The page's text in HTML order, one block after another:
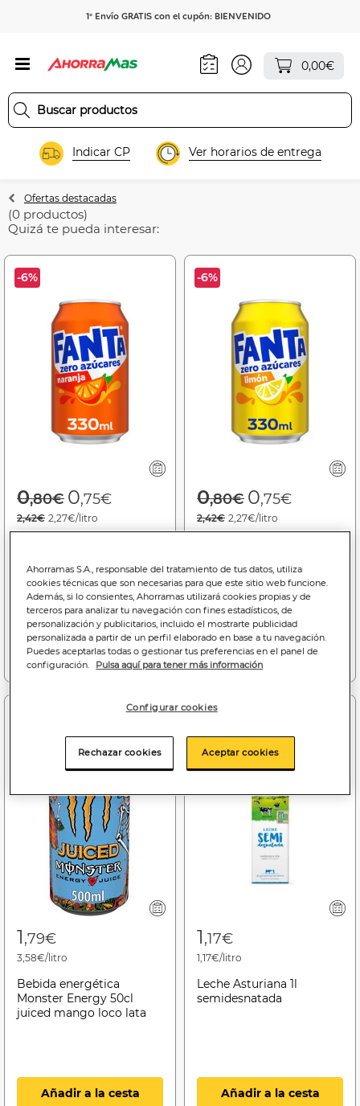
1º Envío GRATIS con el cupón: BIENVENIDO
0,00€
Indicar CP Ver horarios de entrega
Ofertas destacadas
(0 productos)
Quizá te pueda interesar:
-6%
Price reduced from
0,80€to
0,75€
2,42€ 2,27€/litro
Bajada de precio a0.75€
(06/08/26 - 16/08/26)
Añadir a la cesta
-6%
Price reduced
0,80€to
0,75€
2,42€ 2,27€/litro
Bajada de precio a0.75€
(06/08/26 - 16/08/26)
Añadir a la cesta
1,79€
3,58€/litro
Bebida energética
Monster Energy 50cl
juiced mango loco lata
Añadir a la cesta
1,17€
1,17€/litro
Leche Asturiana 1l
semidesnatada
Añadir a la cesta
Ahorramas S.A., responsable del tratamiento de tus datos, utiliza
cookies técnicas que son necesarias para que este sitio web funcione.
Además, si lo consientes, Ahorramas utilizará cookies propias y de
terceros para analizar tu navegación con fines estadísticos, de
personalización y publicitarios, incluido el mostrarte publicidad
personalizada a partir de un perfil elaborado en base a tu navegación.
Puedes aceptarlas todas o gestionar tus preferencias en el panel de
configuración.
Pulsa aquí para tener más información
Configurar cookies
Rechazar cookies Aceptar cookies